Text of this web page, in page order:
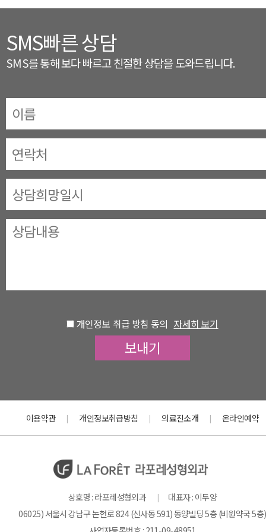
SMS빠른 상담
SMS를 통해 보다 빠르고 친절한 상담을 도와드립니다.
개인정보 취급 방침 동의 자세히 보기
이용약관 | 개인정보취급방침 | 의료진소개 | 온라인예약
상호명 : 라포레성형외과 |
대표자 : 이두양
06025) 서울시 강남구 논현로 824 (신사동 591) 동양빌딩 5층 (비원약국 5층)